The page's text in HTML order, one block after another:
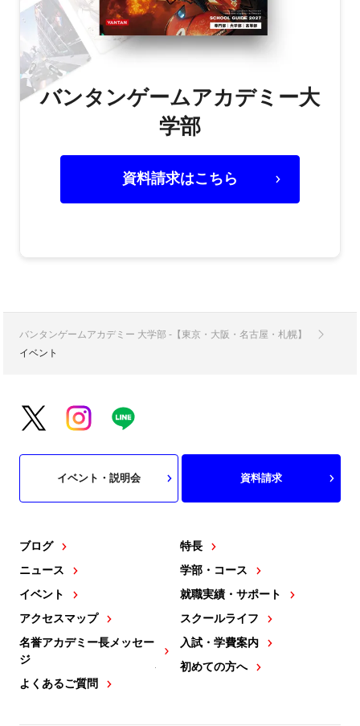
バンタンゲームアカデミー大
学部
資料請求はこちら
バンタンゲームアカデミー 大学部 -【東京・大阪・名古屋・札幌】
イベント
ブログ
ニュース
イベント
アクセスマップ
名誉アカデミー長メッセー
ジ
よくあるご質問
特長
学部・コース
就職実績・サポート
スクールライフ
入試・学費案内
初めての方へ
イベント・説明会 資料請求